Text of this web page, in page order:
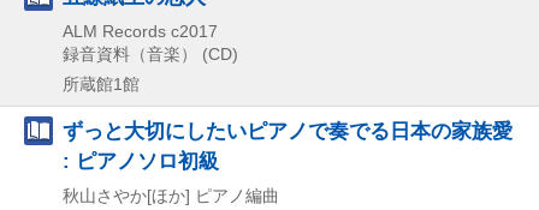
ALM Records c2017
録音資料（音楽） (CD)
所蔵館1館
ずっと大切にしたいピアノで奏でる日本の家族愛
: ピアノソロ初級
秋山さやか[ほか] ピアノ編曲